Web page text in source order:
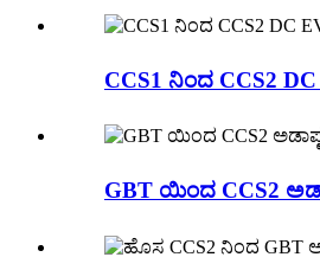
CCS1 ನಿಂದ CCS2
GBT ಯಿಂದ CCS2